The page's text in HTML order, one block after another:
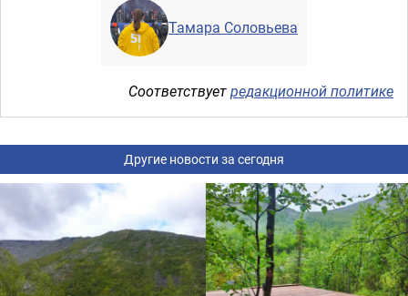
Тамара Соловьева
Соответствуетредакционной политике
Другие новости за сегодня